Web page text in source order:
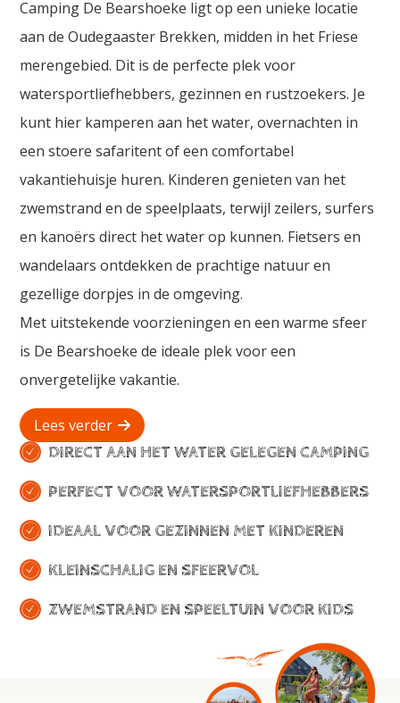
Camping De Bearshoeke ligt op een unieke locatie
aan de Oudegaaster Brekken, midden in het Friese
merengebied. Dit is de perfecte plek voor
watersportliefhebbers, gezinnen en rustzoekers. Je
kunt hier kamperen aan het water, overnachten in
een stoere safaritent of een comfortabel
vakantiehuisje huren. Kinderen genieten van het
zwemstrand en de speelplaats, terwijl zeilers, surfers
en kanoërs direct het water op kunnen. Fietsers en
wandelaars ontdekken de prachtige natuur en
gezellige dorpjes in de omgeving.
Met uitstekende voorzieningen en een warme sfeer
is De Bearshoeke de ideale plek voor een
onvergetelijke vakantie.
Lees verder
DIRECT AAN HET WATER GELEGEN CAMPING
PERFECT VOOR WATERSPORTLIEFHEBBERS
IDEAAL VOOR GEZINNEN MET KINDEREN
KLEINSCHALIG EN SFEERVOL
ZWEMSTRAND EN SPEELTUIN VOOR KIDS